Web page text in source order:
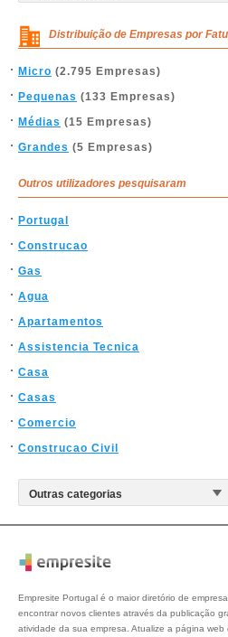
Distribuição de Empresas por
Micro (2.795 Empresas)
Pequenas (133 Empresas)
Médias (15 Empresas)
Grandes (5 Empresas)
Outros utilizadores pesquisaram
Portugal
Construcao
Gas
Agua
Apartamentos
Assistencia Tecnica
Casa
Casas
Comercio
Construcao Civil
Empresite Portugal é o maior diretório de
encontrar novos clientes através da publicação
atividade da sua empresa. Atualize a página